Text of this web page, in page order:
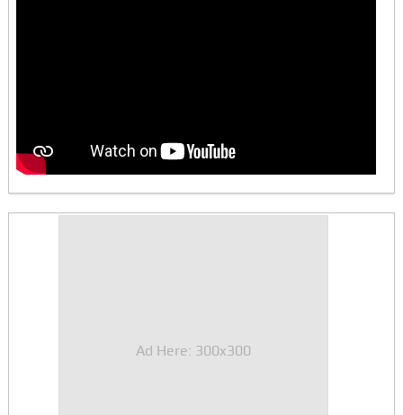
Ad Here: 300x300